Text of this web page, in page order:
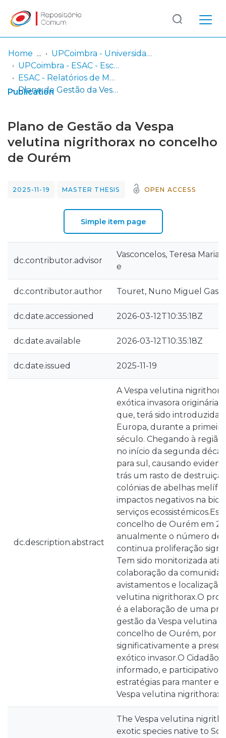
Communities
& Collections
Statistics
Log
In
(current)
Home
UPCoimbra - Universidade Politécnica de Coimbra
UPCoimbra - ESAC - Escola Superior Agrária de Coimbra
ESAC - Relatórios de Mestrado
Plano de Gestão da Vespa velutina nigrithorax no concelho de Ourém
Publication
Plano de Gestão da Vespa
velutina nigrithorax no concelho
de Ourém
2025-11-19 MASTER THESIS OPEN ACCESS
Simple item page
dc.contributor.advisor
Vasconcelos, Teresa Maria
e
dc.contributor.author Touret, Nuno Miguel
dc.date.accessioned 2026-03-12T10:35:18Z
dc.date.available 2026-03-12T10:35:18Z
dc.date.issued 2025-11-19
dc.description.abstract
A Vespa velutina
exótica invasora originária
que, terá sido introduzida,
Europa, durante a
século. Chegando à
no início da segunda
para sul, causando
trás um rasto de
colónias de abelhas
impactos negativos na
serviços
concelho de Ourém em
anualmente o número de
continua proliferação
Tem sido monitorizada
colaboração da
avistamentos e localização
velutina nigrithorax.O
é a elaboração de uma
gestão da Vespa velutina
concelho de Ourém, por
significativamente a
exótico invasor.O Cidadão,
informado, e participativo,
estratégias para manter
Vespa velutina nigrithorax.
The Vespa velutina
exotic species native to